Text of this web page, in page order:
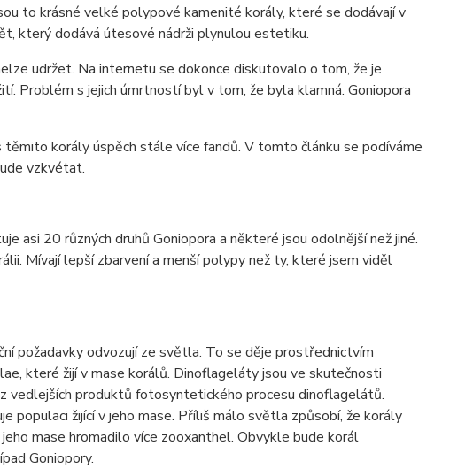
to krásné velké polypové kamenité korály, které se dodávají v
který dodává útesové nádrži plynulou estetiku.
udržet. Na internetu se dokonce diskutovalo o tom, že je
Problém s jejich úmrtností byl v tom, že byla klamná. Goniopora
korály úspěch stále více fandů. V tomto článku se podíváme
vzkvétat.
asi 20 různých druhů Goniopora a některé jsou odolnější než jiné.
Mívají lepší zbarvení a menší polypy než ty, které jsem viděl
požadavky odvozují ze světla. To se děje prostřednictvím
které žijí v mase korálů. Dinoflageláty jsou ve skutečnosti
vedlejších produktů fotosyntetického procesu dinoflagelátů.
populaci žijící v jeho mase. Příliš málo světla způsobí, že korály
mase hromadilo více zooxanthel. Obvykle bude korál
Goniopory.